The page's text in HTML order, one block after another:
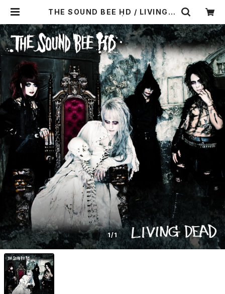
THE SOUND BEE HD / LIVING D
ecords online shop
1/1